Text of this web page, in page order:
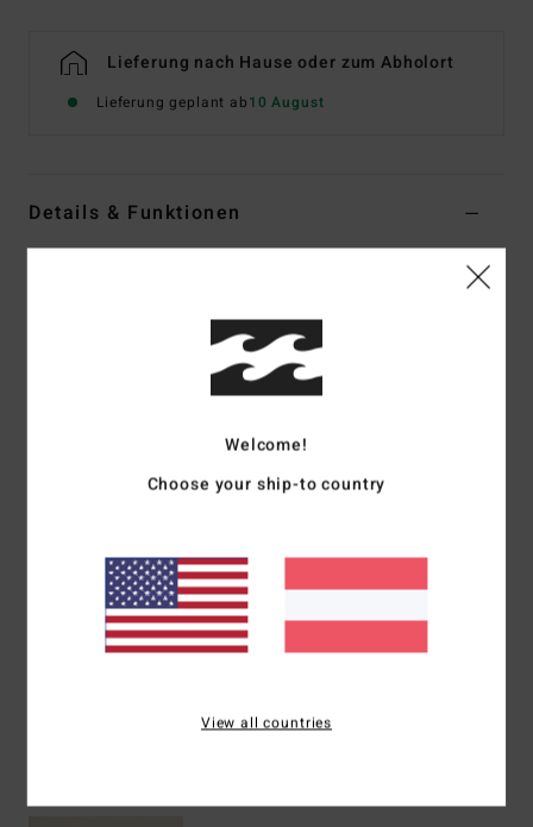
Lieferung nach Hause oder zum Abholort
Lieferung geplant ab10 August
Details & Funktionen
Rundhalsausschnitt
Soft-Hand-Grafikprint auf Brust und Rücken
Zusammensetzung[Hauptstoff] 70 % Baumwolle, 30 %
recycelte Baumwolle
Welcome!
Choose your ship-to country
View all countries